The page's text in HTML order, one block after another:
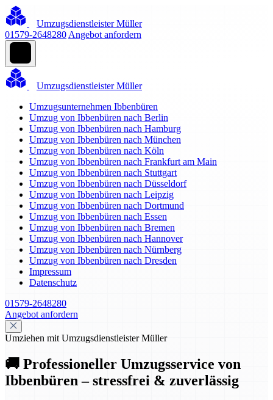
Umzugsdienstleister Müller
01579-2648280 Angebot anfordern
Umzugsdienstleister Müller
Umzugsunternehmen Ibbenbüren
Umzug von Ibbenbüren nach Berlin
Umzug von Ibbenbüren nach Hamburg
Umzug von Ibbenbüren nach München
Umzug von Ibbenbüren nach Köln
Umzug von Ibbenbüren nach Frankfurt am Main
Umzug von Ibbenbüren nach Stuttgart
Umzug von Ibbenbüren nach Düsseldorf
Umzug von Ibbenbüren nach Leipzig
Umzug von Ibbenbüren nach Dortmund
Umzug von Ibbenbüren nach Essen
Umzug von Ibbenbüren nach Bremen
Umzug von Ibbenbüren nach Hannover
Umzug von Ibbenbüren nach Nürnberg
Umzug von Ibbenbüren nach Dresden
Impressum
Datenschutz
01579-2648280
Angebot anfordern
Umziehen mit Umzugsdienstleister Müller
🚚 Professioneller Umzugsservice von
Ibbenbüren – stressfrei & zuverlässig